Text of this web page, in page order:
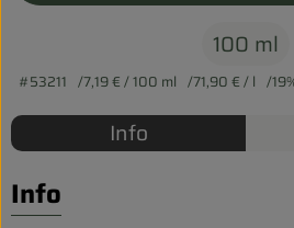
Pferdepension & Reitbetrieb
Firmenkunden
100 ml
#53211 7,19 €/ 100 ml 71,90 €/ l
Info
Info